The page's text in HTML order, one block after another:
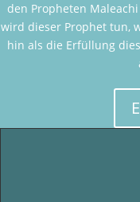
den Propheten
wird dieser Prophet tun,
hin als die Erfüllung